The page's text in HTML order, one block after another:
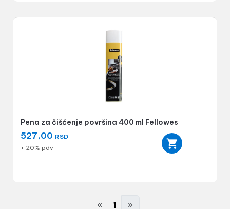
Pena za čišćenje površina 400 ml Fellowes
527,00 RSD
+ 20% pdv
« 1 »